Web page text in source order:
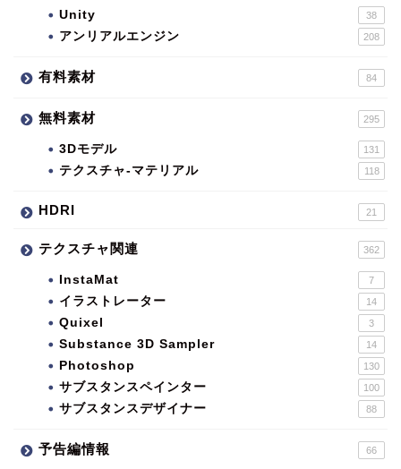
Unity 38
アンリアルエンジン 208
有料素材 84
無料素材 295
3Dモデル 131
テクスチャ-マテリアル 118
HDRI 21
テクスチャ関連 362
InstaMat 7
イラストレーター 14
Quixel 3
Substance 3D Sampler 14
Photoshop 130
サブスタンスペインター 100
サブスタンスデザイナー 88
予告編情報 66